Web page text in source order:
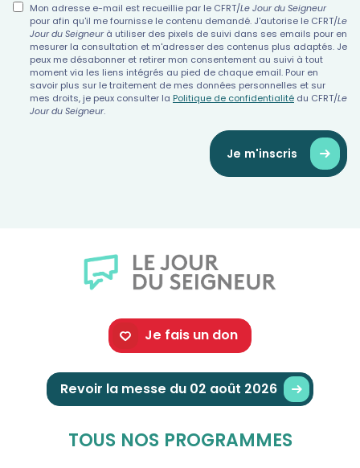
Mon adresse e-mail est recueillie par le CFRT/Le Jour du Seigneur
pour afin qu'il me fournisse le contenu demandé. J'autorise le CFRT/Le
Jour du Seigneurà utiliser des pixels de suivi dans ses emails pour en
mesurer la consultation et m'adresser des contenus plus adaptés. Je
peux me désabonner et retirer mon consentement au suivi à tout
moment via les liens intégrés au pied de chaque email. Pour en
savoir plus sur le traitement de mes données personnelles et sur
mes droits, je peux consulter la Politique de confidentialité du CFRT/Le
Jour du Seigneur.
Je m'inscris
Je fais un don
Revoir la messe du 02 août 2026
TOUS NOS PROGRAMMES